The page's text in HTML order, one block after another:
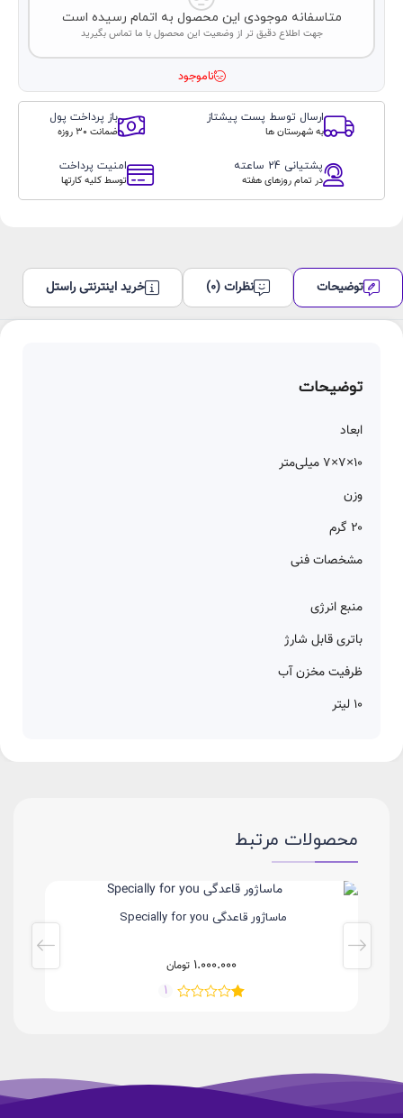
متاسفانه موجودی این محصول به اتمام رسیده است
جهت اطلاع دقیق تر از وضعیت این محصول با ما تماس بگیرید
ناموجود
ارسال توسط پست پیشتاز
به شهرستان ها
باز پرداخت پول
ضمانت 30 روزه
پشتیانی 24 ساعته
در تمام روزهای هفته
امنیت پرداخت
توسط کلیه کارتها
توضیحات نظرات (0) خرید اینترنتی راستل
توضیحات
ابعاد
۱۰×۷×۷ میلی‌متر
وزن
۲۰ گرم
مشخصات فنی
منبع انرژی
باتری قابل شارژ
ظرفیت مخزن آب
۱۰ لیتر
محصولات مرتبط
ماساژور قاعدگی Specially for you
1.000.000 تومان
1